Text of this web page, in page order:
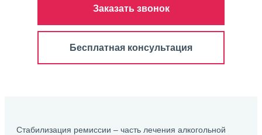
Заказать звонок
Бесплатная консультация
Стабилизация ремиссии – часть лечения алкогольной